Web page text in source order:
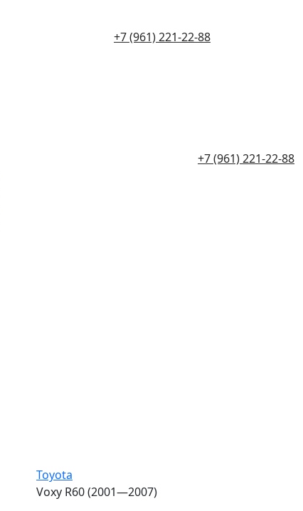
+7 (961) 221-22-88
+7 (961) 221-22-88
Toyota
Voxy R60 (2001—2007)